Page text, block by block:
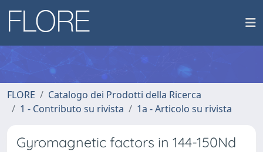
FLORE
Catalogo dei Prodotti della Ricerca
1 - Contributo su rivista
1a - Articolo su rivista
Gyromagnetic factors in 144-150Nd